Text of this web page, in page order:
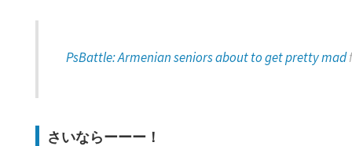
PsBattle: Armenian seniors about to get pretty mad
さいならーーー！